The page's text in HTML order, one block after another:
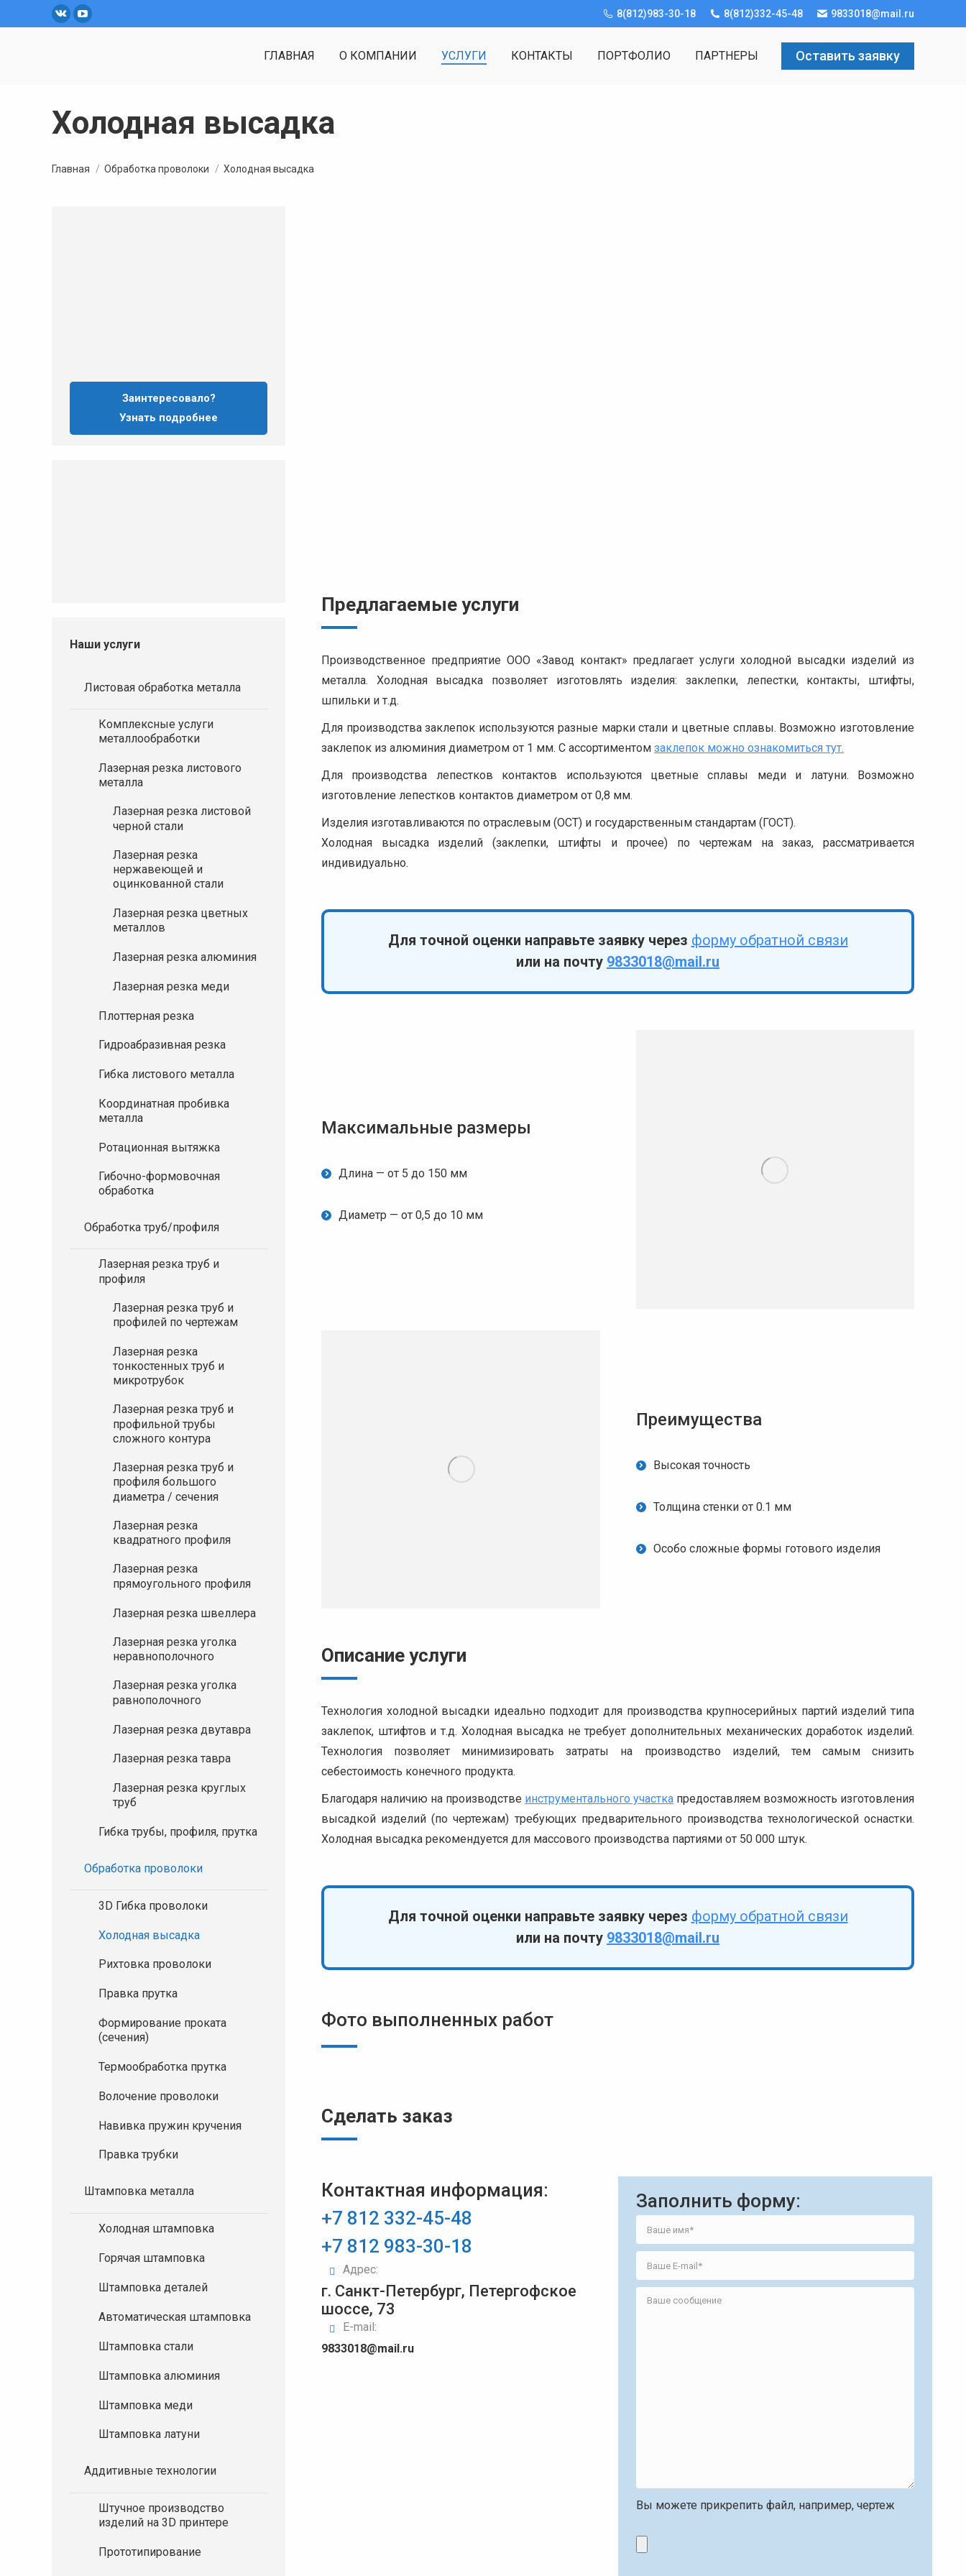
Вконтакте
YouTube
8(812)983-30-18 8(812)332-45-48 9833018@mail.ru
ГЛАВНАЯ О КОМПАНИИ УСЛУГИ КОНТАКТЫ ПОРТФОЛИО ПАРТНЕРЫ Оставить заявку
Холодная высадка
Главная Обработка проволоки Холодная высадка
Предлагаемые услуги
Производственное предприятие ООО «Завод контакт» предлагает услуги холодной высадки изделий из
металла. Холодная высадка позволяет изготовлять изделия: заклепки, лепестки, контакты, штифты,
шпильки и т.д.
Для производства заклепок используются разные марки стали и цветные сплавы. Возможно изготовление
заклепок из алюминия диаметром от 1 мм. С ассортиментом заклепок можно ознакомиться тут.
Для производства лепестков контактов используются цветные сплавы меди и латуни. Возможно
изготовление лепестков контактов диаметром от 0,8 мм.
Изделия изготавливаются по отраслевым (ОСТ) и государственным стандартам (ГОСТ).
Холодная высадка изделий (заклепки, штифты и прочее) по чертежам на заказ, рассматривается
индивидуально.
Для точной оценки направьте заявку через форму обратной связи
или на почту 9833018@mail.ru
Максимальные размеры
Длина — от 5 до 150 мм
Диаметр — от 0,5 до 10 мм
Преимущества
Высокая точность
Толщина стенки от 0.1 мм
Особо сложные формы готового изделия
Описание услуги
Технология холодной высадки идеально подходит для производства крупносерийных партий изделий типа
заклепок, штифтов и т.д. Холодная высадка не требует дополнительных механических доработок изделий.
Технология позволяет минимизировать затраты на производство изделий, тем самым снизить
себестоимость конечного продукта.
Благодаря наличию на производстве инструментального участка предоставляем возможность изготовления
высадкой изделий (по чертежам) требующих предварительного производства технологической оснастки.
Холодная высадка рекомендуется для массового производства партиями от 50 000 штук.
Для точной оценки направьте заявку через форму обратной связи
или на почту 9833018@mail.ru
Фото выполненных работ
Сделать заказ
Контактная информация:
+7 812 332-45-48
+7 812 983-30-18
Адрес:
г. Санкт-Петербург, Петергофское
шоссе, 73
E-mail:
9833018@mail.ru
Заполнить форму:
Вы можете прикрепить файл, например, чертеж
Заинтересовало?
Узнать подробнее
Наши услуги
Листовая обработка металла
Комплексные услуги
металлообработки
Лазерная резка листового
металла
Лазерная резка листовой
черной стали
Лазерная резка
нержавеющей и
оцинкованной стали
Лазерная резка цветных
металлов
Лазерная резка алюминия
Лазерная резка меди
Плоттерная резка
Гидроабразивная резка
Гибка листового металла
Координатная пробивка
металла
Ротационная вытяжка
Гибочно-формовочная
обработка
Обработка труб/профиля
Лазерная резка труб и
профиля
Лазерная резка труб и
профилей по чертежам
Лазерная резка
тонкостенных труб и
микротрубок
Лазерная резка труб и
профильной трубы
сложного контура
Лазерная резка труб и
профиля большого
диаметра / сечения
Лазерная резка
квадратного профиля
Лазерная резка
прямоугольного профиля
Лазерная резка швеллера
Лазерная резка уголка
неравнополочного
Лазерная резка уголка
равнополочного
Лазерная резка двутавра
Лазерная резка тавра
Лазерная резка круглых
труб
Гибка трубы, профиля, прутка
Обработка проволоки
3D Гибка проволоки
Холодная высадка
Рихтовка проволоки
Правка прутка
Формирование проката
(сечения)
Термообработка прутка
Волочение проволоки
Навивка пружин кручения
Правка трубки
Штамповка металла
Холодная штамповка
Горячая штамповка
Штамповка деталей
Автоматическая штамповка
Штамповка стали
Штамповка алюминия
Штамповка меди
Штамповка латуни
Аддитивные технологии
Штучное производство
изделий на 3D принтере
Прототипирование